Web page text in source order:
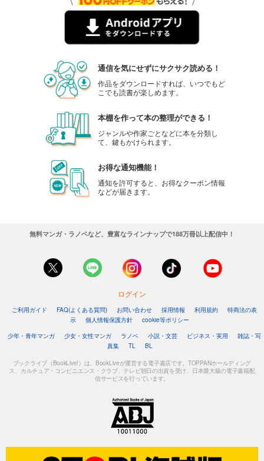
通信を気にせずにサクサク読める！
作品をダウンロードすれば、いつでもど
こでも読書が楽しめます。
本棚を作って本の整理ができる！
ジャンルや作家ごとなどに本を分類し
て、鍵もかけられます。
お得な通知機能！
通知を許可すると、お得なクーポン情報
などが届きます。
無料マンガ・ラノベなど、豊富なラインナップで188万冊以上配信中！
ログイン
ご利用ガイド FAQ(よくある質問) お問い合わせ 採用情報 利用規約
特商法の表
示
個人情報保護方針
cookie等ポリシー
少年・青年マンガ
少女・女性マンガ ラノベ 小説・文芸 ビジネス・実用
雑誌・写
真集
TL BL
ブックライブ（BookLive!）は、BookLiveが運営する電子書店です。TOPPANホールディング
ス、カルチュア・コンビニエンス・クラブ、テレビ朝日の出資を受け、日本最大級の電子書籍配
信サービスを行っています。